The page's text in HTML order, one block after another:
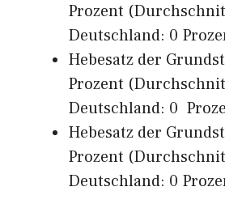
Prozent
Deutschland: 0
Hebesatz der
Prozent
Deutschland: 0
Hebesatz der
Prozent
Deutschland: 0